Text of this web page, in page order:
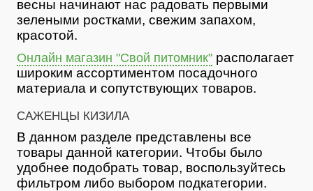
весны начинают нас радовать первыми
зелеными ростками, свежим запахом,
красотой.
Онлайн магазин "Свой питомник" располагает
широким ассортиментом посадочного
материала и сопутствующих товаров.
САЖЕНЦЫ КИЗИЛА
В данном разделе представлены все
товары данной категории. Чтобы было
удобнее подобрать товар, воспользуйтесь
фильтром либо выбором подкатегории.